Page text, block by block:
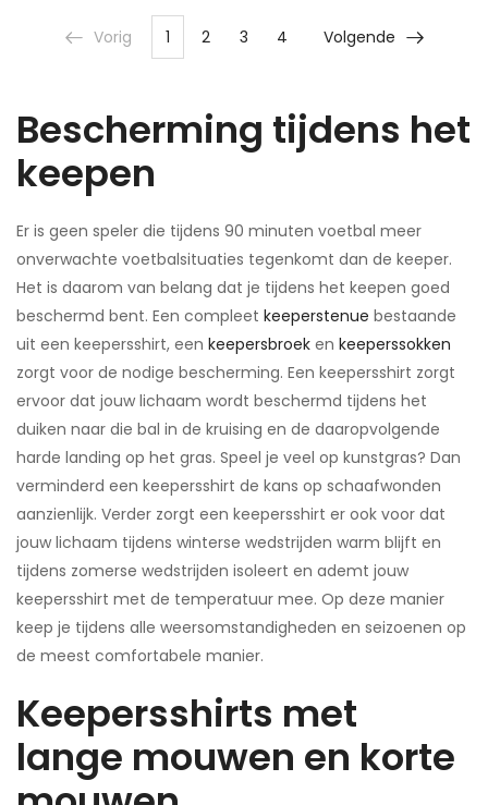
Vorig 1 2 3 4 Volgende
Bescherming tijdens het
keepen
Er is geen speler die tijdens 90 minuten voetbal meer
onverwachte voetbalsituaties tegenkomt dan de keeper.
Het is daarom van belang dat je tijdens het keepen goed
beschermd bent. Een compleet keeperstenue bestaande
uit een keepersshirt, een keepersbroek en keeperssokken
zorgt voor de nodige bescherming. Een keepersshirt zorgt
ervoor dat jouw lichaam wordt beschermd tijdens het
duiken naar die bal in de kruising en de daaropvolgende
harde landing op het gras. Speel je veel op kunstgras? Dan
verminderd een keepersshirt de kans op schaafwonden
aanzienlijk. Verder zorgt een keepersshirt er ook voor dat
jouw lichaam tijdens winterse wedstrijden warm blijft en
tijdens zomerse wedstrijden isoleert en ademt jouw
keepersshirt met de temperatuur mee. Op deze manier
keep je tijdens alle weersomstandigheden en seizoenen op
de meest comfortabele manier.
Keepersshirts met
lange mouwen en korte